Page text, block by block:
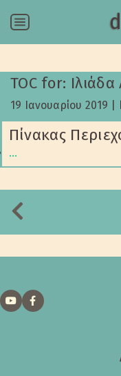
Menu
TOC for: Ιλιάδα
19 Ιανουαρίου 2019
Πίνακας
…